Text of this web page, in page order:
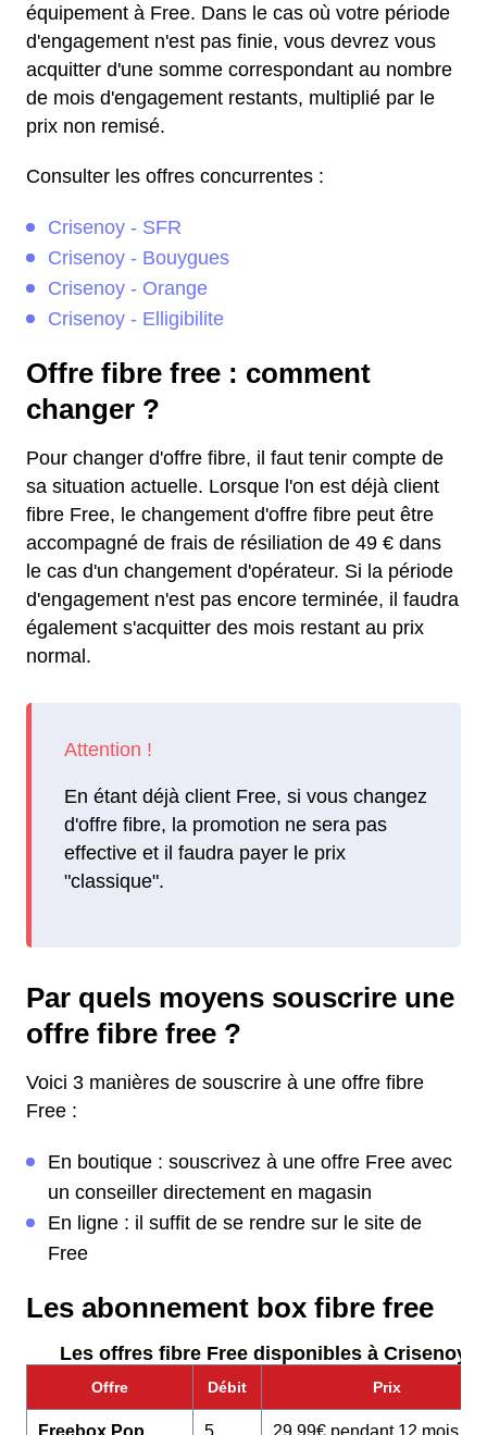
équipement à Free. Dans le cas où votre période
d'engagement n'est pas finie, vous devrez vous
acquitter d'une somme correspondant au nombre
de mois d'engagement restants, multiplié par le
prix non remisé.
Consulter les offres concurrentes :
Crisenoy - SFR
Crisenoy - Bouygues
Crisenoy - Orange
Crisenoy - Elligibilite
Offre fibre free : comment
changer ?
Pour changer d'offre fibre, il faut tenir compte de
sa situation actuelle. Lorsque l'on est déjà client
fibre Free, le changement d'offre fibre peut être
accompagné de frais de résiliation de 49 € dans
le cas d'un changement d'opérateur. Si la période
d'engagement n'est pas encore terminée, il faudra
également s'acquitter des mois restant au prix
normal.
En étant déjà client Free, si vous changez
d'offre fibre, la promotion ne sera pas
effective et il faudra payer le prix
"classique".
Par quels moyens souscrire une
offre fibre free ?
Voici 3 manières de souscrire à une offre fibre
Free :
En boutique : souscrivez à une offre Free avec
un conseiller directement en magasin
En ligne : il suffit de se rendre sur le site de
Free
Les abonnement box fibre free
Les offres fibre Free disponibles à Crisenoy :
Offre Débit Prix
Freebox Pop 5 29,99€ pendant 12 mois